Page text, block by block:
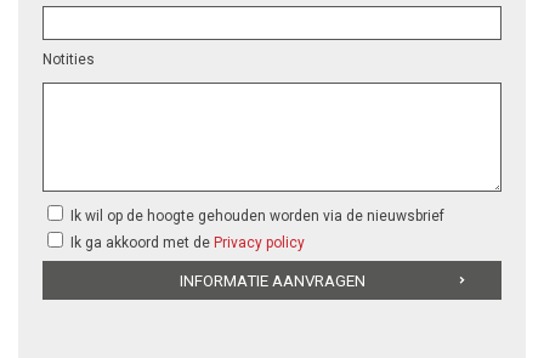
Notities
Ik wil op de hoogte gehouden worden via de nieuwsbrief
Ik ga akkoord met de Privacy policy